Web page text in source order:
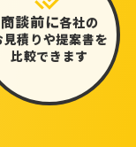
商談前に各社の
見積りや提案書を
比較できます